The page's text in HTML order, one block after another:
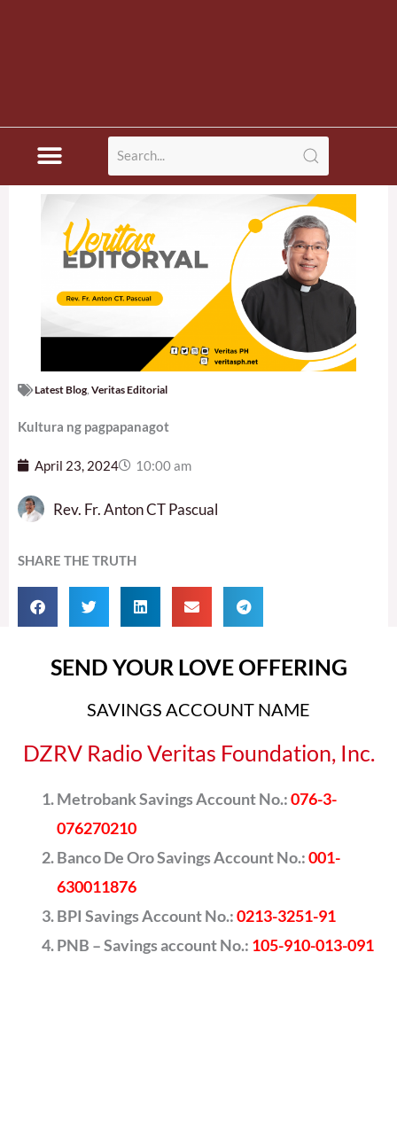
Latest Blog Veritas Editorial
Kultura ng pagpapanagot
April 23, 2024 10:00 am
Rev. Fr. Anton CT Pascual
SHARE THE TRUTH
SEND YOUR LOVE OFFERING
SAVINGS ACCOUNT NAME
DZRV Radio Veritas Foundation, Inc.
Metrobank Savings Account No.:076-3-
076270210
Banco De Oro Savings Account No.:001-
630011876
BPI Savings Account No.:0213-3251-91
PNB – Savings account No.: 105-910-013-091